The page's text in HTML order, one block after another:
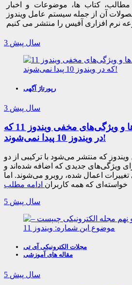
کتاب ها، موضوعات و اخبار
آن از جمله سیستم عامل ویندوز
3 سال پیش
رپورتاژ آگهی
3 سال پیش
افشای نکات، ترفندها و ویژگی‌های مخفی ویندوز 11 که
در ویندوز 10 پیدا نمی‌شوند!
ویندوز که منتشر می‌شود با ترکیبی از دو
ویژگی‌های جدیدی که اضافه شده‌اند و
اعمال شده، روبرو می‌شوند. اما
خواسته‌ای که همه کاربران ادامه مطلب
5 سال پیش
مجلات الکترونیکی آی تی
مقاله های آموزشی
5 سال پیش